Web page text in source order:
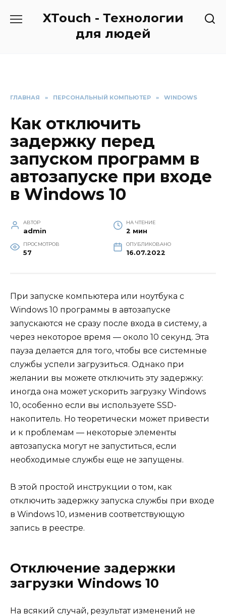
XTouch - Технологии
для людей
ГЛАВНАЯ » ПЕРСОНАЛЬНЫЙ КОМПЬЮТЕР » WINDOWS
Как отключить
задержку перед
запуском программ в
автозапуске при входе
в Windows 10
АВТОР
admin
НА ЧТЕНИЕ
2 мин
ПРОСМОТРОВ
57
ОПУБЛИКОВАНО
16.07.2022
При запуске компьютера или ноутбука с
Windows 10 программы в автозапуске
запускаются не сразу после входа в систему, а
через некоторое время — около 10 секунд. Эта
пауза делается для того, чтобы все системные
службы успели загрузиться. Однако при
желании вы можете отключить эту задержку:
иногда она может ускорить загрузку Windows
10, особенно если вы используете SSD-
накопитель. Но теоретически может привести
и к проблемам — некоторые элементы
автозапуска могут не запуститься, если
необходимые службы еще не запущены.
В этой простой инструкции о том, как
отключить задержку запуска службы при входе
в Windows 10, изменив соответствующую
запись в реестре.
Отключение задержки
загрузки Windows 10
На всякий случай, результат изменений не